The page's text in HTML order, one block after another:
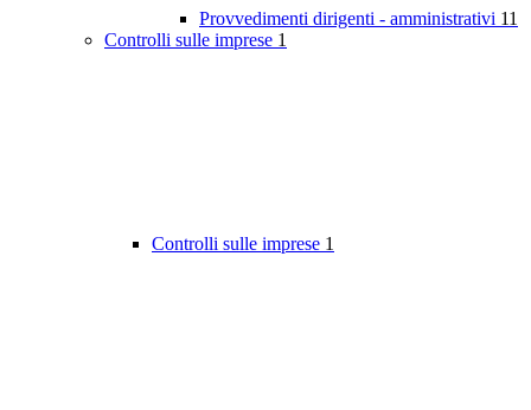
Provvedimenti dirigenti - amministrativi 11
Controlli sulle imprese 1
Controlli sulle imprese 1